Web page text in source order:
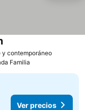
y contemporáneo
Familia
Ver precios